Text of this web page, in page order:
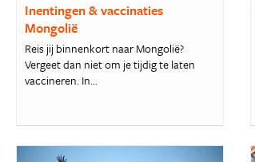
Inentingen & vaccinaties
Mongolië
Reis jij binnenkort naar Mongolië?
Vergeet dan niet om je tijdig te laten
vaccineren. In...